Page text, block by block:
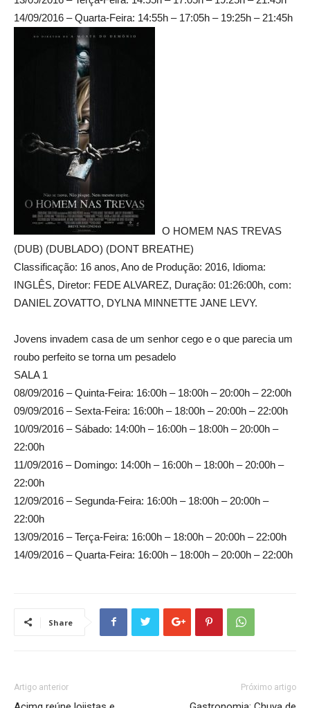
14/09/2016 – Quarta-Feira: 14:55h – 17:05h – 19:25h – 21:45h
O HOMEM NAS TREVAS
(DUB) (DUBLADO) (DONT BREATHE)
Classificação: 16 anos, Ano de Produção: 2016, Idioma:
INGLÊS, Diretor: FEDE ALVAREZ, Duração: 01:26:00h, com:
DANIEL ZOVATTO, DYLNA MINNETTE JANE LEVY.
Jovens invadem casa de um senhor cego e o que parecia um
roubo perfeito se torna um pesadelo
SALA 1
08/09/2016 – Quinta-Feira: 16:00h – 18:00h – 20:00h – 22:00h
09/09/2016 – Sexta-Feira: 16:00h – 18:00h – 20:00h – 22:00h
10/09/2016 – Sábado: 14:00h – 16:00h – 18:00h – 20:00h –
22:00h
11/09/2016 – Domingo: 14:00h – 16:00h – 18:00h – 20:00h –
22:00h
12/09/2016 – Segunda-Feira: 16:00h – 18:00h – 20:00h –
22:00h
13/09/2016 – Terça-Feira: 16:00h – 18:00h – 20:00h – 22:00h
14/09/2016 – Quarta-Feira: 16:00h – 18:00h – 20:00h – 22:00h
Share
Artigo anterior Próximo artigo